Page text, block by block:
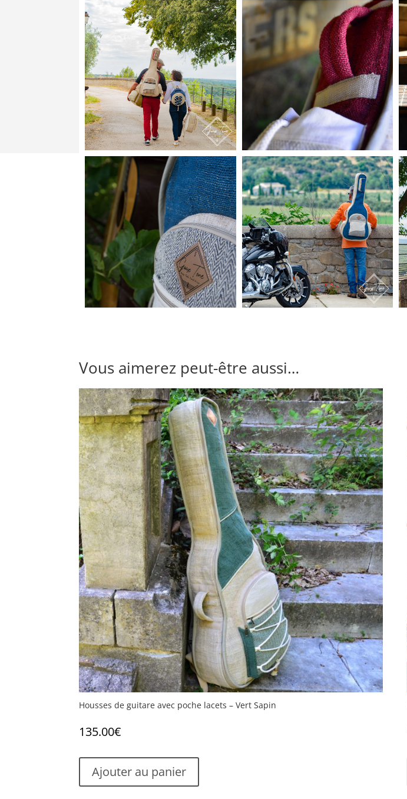
Vous aimerez peut-être aussi…
Housses de guitare avec poche lacets – Vert Sapin
135.00€
Ajouter au panier